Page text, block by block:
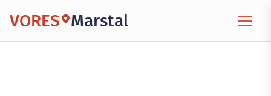
VORES Marstal